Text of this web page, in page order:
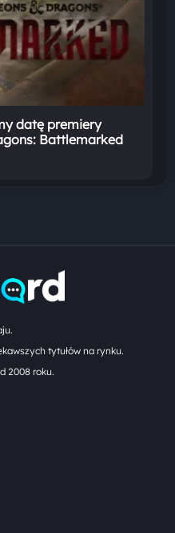
datę premiery
Battlemarked
tytułów na rynku.
2008 roku.